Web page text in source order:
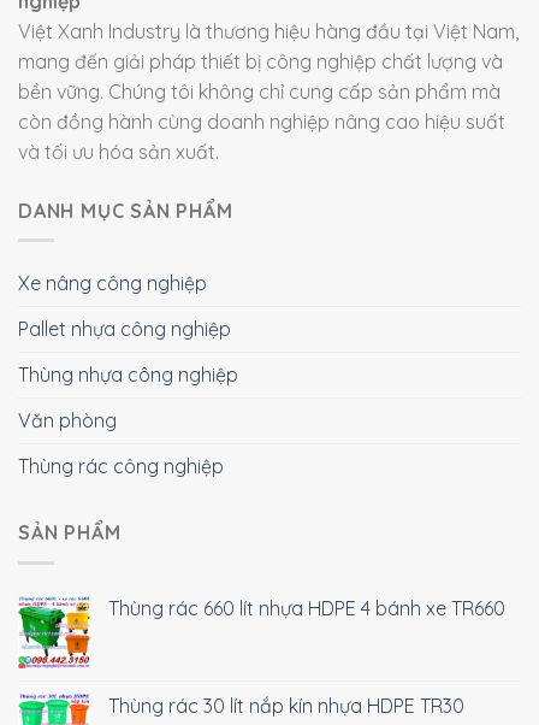
Việt Xanh Industry là thương hiệu hàng đầu tại Việt Nam,
mang đến giải pháp thiết bị công nghiệp chất lượng và
bền vững. Chúng tôi không chỉ cung cấp sản phẩm mà
còn đồng hành cùng doanh nghiệp nâng cao hiệu suất
và tối ưu hóa sản xuất.
DANH MỤC SẢN PHẨM
Xe nâng công nghiệp
Pallet nhựa công nghiệp
Thùng nhựa công nghiệp
Văn phòng
Thùng rác công nghiệp
SẢN PHẨM
Thùng rác 660 lít nhựa HDPE 4 bánh xe TR660
Thùng rác 30 lít nắp kín nhựa HDPE TR30